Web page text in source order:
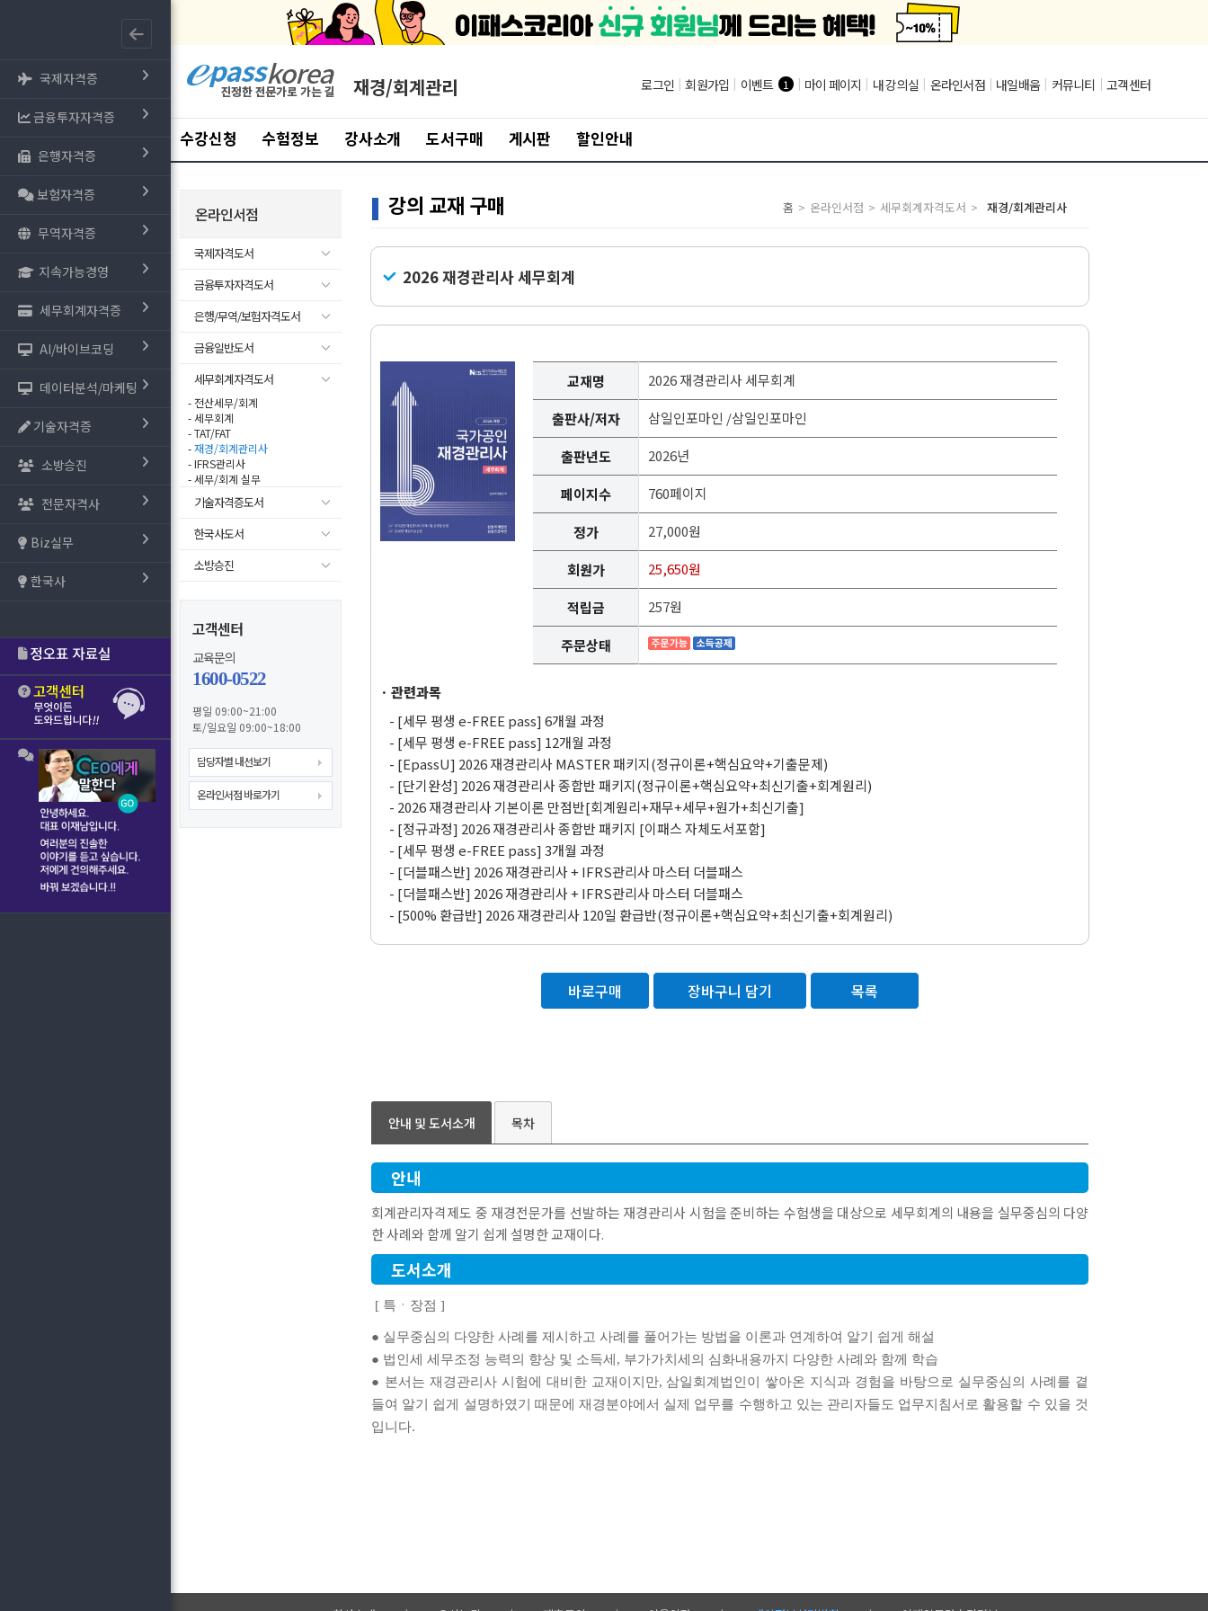
국제자격증
금융투자자격증
은행자격증
보험자격증
무역자격증
지속가능경영
세무회계자격증
AI/바이브코딩
데이터분석/마케팅
기술자격증
소방승진
전문자격사
Biz실무
한국사
재경/회계관리 로그인 | 회원가입 | 이벤트 1 | 마이 페이지 | 내 강의실 | 온라인서점 | 내일배움 | 커뮤니티 | 고객센터
수강신청 수험정보 강사소개 도서구매 게시판 할인안내
온라인서점
국제자격도서
금융투자자격도서
은행/무역/보험자격도서
금융일반도서
세무회계자격도서
- 전산세무/회계
- 세무회계
- TAT/FAT
-재경/회계관리사
- IFRS관리사
- 세무/회계 실무
기술자격증도서
한국사도서
소방승진
고객센터
교육문의
1600-0522
평일 09:00~21:00
토/일요일 09:00~18:00
담당자별 내선보기
온라인서점 바로가기
강의 교재 구매 홈 > 온라인서점 > 세무회계자격도서 > 재경/회계관리사
2026 재경관리사 세무회계
교재명 2026 재경관리사 세무회계
출판사/저자 삼일인포마인 /삼일인포마인
출판년도 2026년
페이지수 760페이지
정가 27,000원
회원가 25,650원
적립금 257원
주문상태
· 관련과목
- [세무 평생 e-FREE pass] 6개월 과정
- [세무 평생 e-FREE pass] 12개월 과정
- [EpassU] 2026 재경관리사 MASTER 패키지(정규이론+핵심요약+기출문제)
- [단기완성] 2026 재경관리사 종합반 패키지(정규이론+핵심요약+최신기출+회계원리)
- 2026 재경관리사 기본이론 만점반[회계원리+재무+세무+원가+최신기출]
- [정규과정] 2026 재경관리사 종합반 패키지 [이패스 자체도서포함]
- [세무 평생 e-FREE pass] 3개월 과정
- [더블패스반] 2026 재경관리사 + IFRS관리사 마스터 더블패스
- [더블패스반] 2026 재경관리사 + IFRS관리사 마스터 더블패스
- [500% 환급반] 2026 재경관리사 120일 환급반(정규이론+핵심요약+최신기출+회계원리)
바로구매 장바구니 담기 목록
안내 및 도서소개 목차
안내
회계관리자격제도 중 재경전문가를 선발하는 재경관리사 시험을 준비하는 수험생을 대상으로 세무회계의 내용을 실무중심의 다양
한 사례와 함께 알기 쉽게 설명한 교재이다.
도서소개
[ 특ㆍ장점 ]
● 실무중심의 다양한 사례를 제시하고 사례를 풀어가는 방법을 이론과 연계하여 알기 쉽게 해설
● 법인세 세무조정 능력의 향상 및 소득세, 부가가치세의 심화내용까지 다양한 사례와 함께 학습
● 본서는 재경관리사 시험에 대비한 교재이지만, 삼일회계법인이 쌓아온 지식과 경험을 바탕으로 실무중심의 사례를 곁
들여 알기 쉽게 설명하였기 때문에 재경분야에서 실제 업무를 수행하고 있는 관리자들도 업무지침서로 활용할 수 있을 것
입니다.